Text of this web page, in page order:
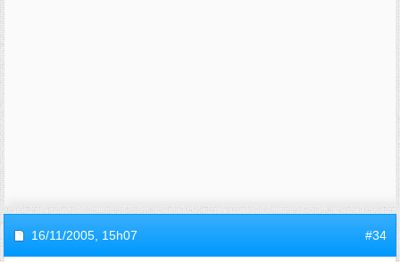
16/11/2005, 15h07 #34